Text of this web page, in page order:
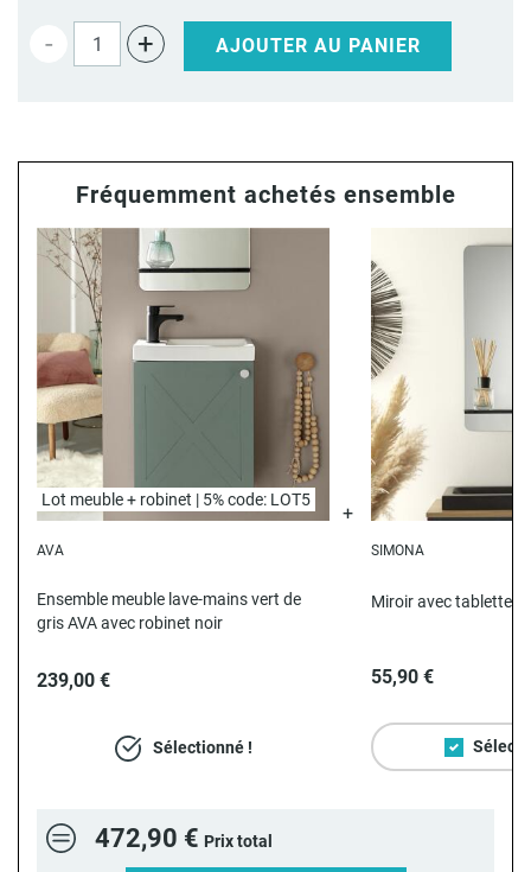
- + AJOUTER AU PANIER
Fréquemment achetés ensemble
AVA
Ensemble meuble lave-mains vert de
gris AVA avec robinet noir
239,00 €
Sélectionné !
Lot meuble + robinet | 5% code: LOT5
SIMONA
Miroir avec tablette
55,90 €
472,90 € Prix total